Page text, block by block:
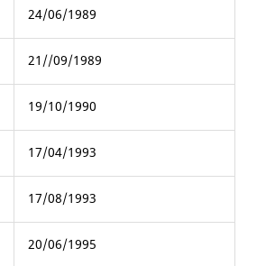
24/06/1989
21//09/1989
19/10/1990
17/04/1993
17/08/1993
20/06/1995